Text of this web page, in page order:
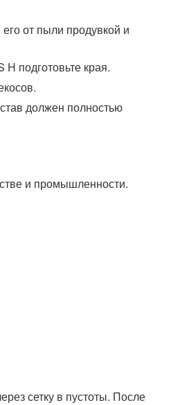
от пыли продувкой и
подготовьте края.
должен полностью
и промышленности.
сетку в пустоты. После